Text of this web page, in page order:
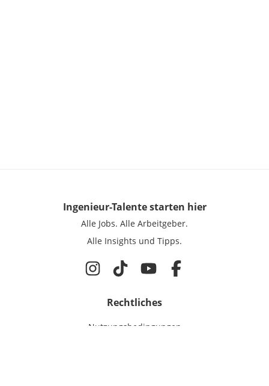
Ingenieur-Talentestarten hier
Alle Jobs. Alle Arbeitgeber.
Alle Insights und Tipps.
Rechtliches
Nutzungsbedingungen